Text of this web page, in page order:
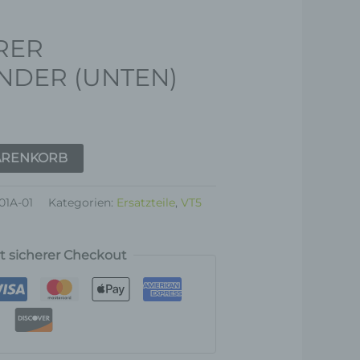
(UNTEN)
01 Kategorien: Ersatzteile,VT5
sicherer Checkout